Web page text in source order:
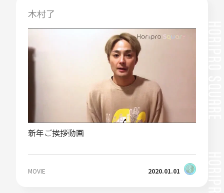
木村了
新年ご挨拶動画
MOVIE 2020.01.01